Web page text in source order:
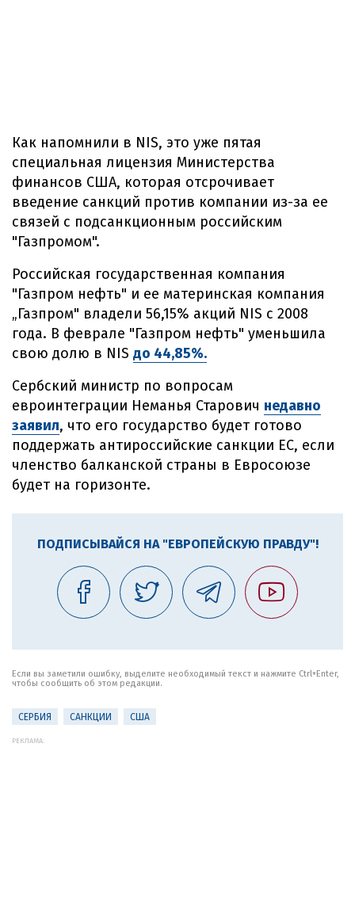
Как напомнили в NIS, это уже пятая
специальная лицензия Министерства
финансов США, которая отсрочивает
введение санкций против компании из-за ее
связей с подсанкционным российским
"Газпромом".
Российская государственная компания
"Газпром нефть" и ее материнская компания
„Газпром" владели 56,15% акций NIS с 2008
года. В феврале "Газпром нефть" уменьшила
свою долю в NIS до 44,85%.
Сербский министр по вопросам
евроинтеграции Неманья Старович недавно
заявил, что его государство будет готово
поддержать антироссийские санкции ЕС, если
членство балканской страны в Евросоюзе
будет на горизонте.
ПОДПИСЫВАЙСЯ НА "ЕВРОПЕЙСКУЮ ПРАВДУ"!
Если вы заметили ошибку, выделите необходимый текст и нажмите Ctrl+Enter,
чтобы сообщить об этом редакции.
СЕРБИЯ САНКЦИИ США
РЕКЛАМА: